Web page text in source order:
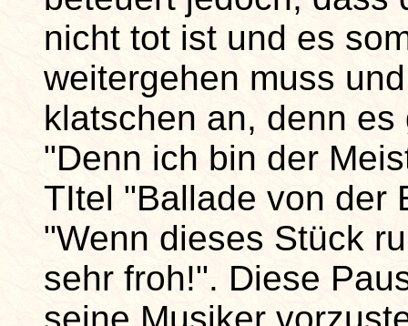
nicht tot ist und es
weitergehen muss
klatschen an, denn
"Denn ich bin der
TItel "Ballade von der
"Wenn dieses Stück
sehr froh!". Diese